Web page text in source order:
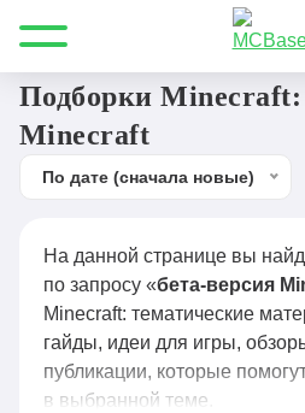
Все для Minecraft бета-версия
Подборки Minecraft:
Minecraft
По дате (сначала новые)
На данной странице вы
по запросу «бета-версия
Minecraft: тематические
гайды, идеи для игры,
публикации, которые
в выбранной теме.